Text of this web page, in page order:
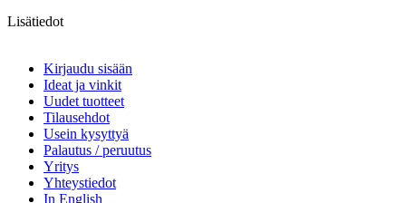
Lisätiedot
Kirjaudu sisään
Ideat ja vinkit
Uudet tuotteet
Tilausehdot
Usein kysyttyä
Palautus / peruutus
Yritys
Yhteystiedot
In English